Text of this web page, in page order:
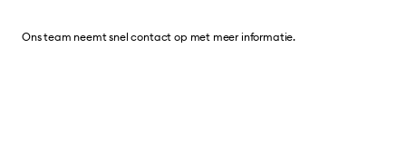
Ons team neemt snel contact op met meer informatie.